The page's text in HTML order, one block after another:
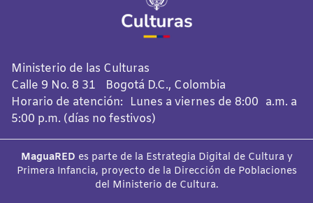
Ministerio de las Culturas
Calle 9 No. 8 31 Bogotá D.C., Colombia
Horario de atención: Lunes a viernes de 8:00 a.m. a
5:00 p.m. (días no festivos)
MaguaRED es parte de la Estrategia Digital de Cultura y
Primera Infancia, proyecto de la Dirección de Poblaciones
del Ministerio de Cultura.